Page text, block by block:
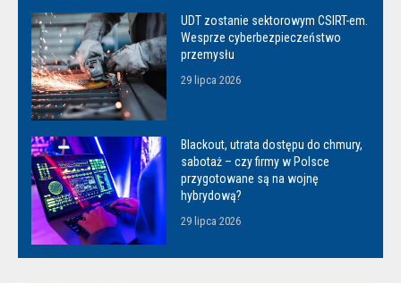
UDT zostanie sektorowym CSIRT-em.
Wesprze cyberbezpieczeństwo
przemysłu
29 lipca 2026
Blackout, utrata dostępu do chmury,
sabotaż – czy firmy w Polsce
przygotowane są na wojnę
hybrydową?
29 lipca 2026